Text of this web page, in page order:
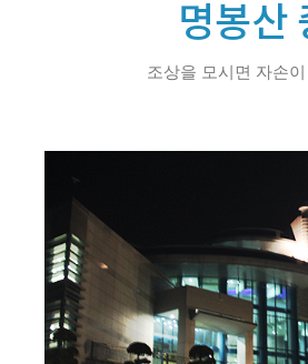
명봉산
조상을 모시면 자손